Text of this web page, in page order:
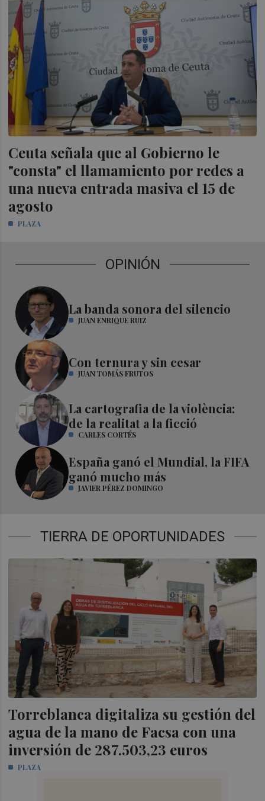
Ceuta señala que al Gobierno le
"consta" el llamamiento por redes a
una nueva entrada masiva el 15 de
agosto
PLAZA
OPINIÓN
La banda sonora del silencio
JUAN ENRIQUE RUIZ
Con ternura y sin cesar
JUAN TOMÁS FRUTOS
La cartografia de la violència:
de la realitat a la ficció
CARLES CORTÉS
España ganó el Mundial, la FIFA
ganó mucho más
JAVIER PÉREZ DOMINGO
TIERRA DE OPORTUNIDADES
Torreblanca digitaliza su gestión del
agua de la mano de Facsa con una
inversión de 287.503,23 euros
PLAZA